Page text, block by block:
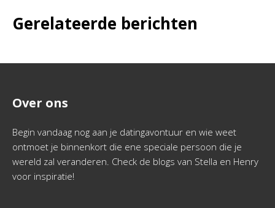
Gerelateerde berichten
Over ons
Begin vandaag nog aan je datingavontuur en wie weet
ontmoet je binnenkort die ene speciale persoon die je
wereld zal veranderen. Check de blogs van Stella en Henry
voor inspiratie!